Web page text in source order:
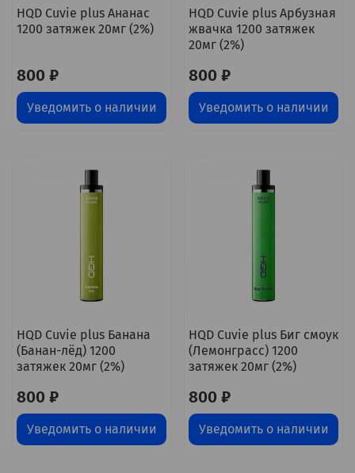
HQD Cuvie plus Ананас
1200 затяжек 20мг (2%)
800 ₽
Уведомить о наличии
HQD Cuvie plus Арбузная
жвачка 1200 затяжек
20мг (2%)
800 ₽
Уведомить о наличии
HQD Cuvie plus Банана
(Банан-лёд) 1200
затяжек 20мг (2%)
800 ₽
Уведомить о наличии
HQD Cuvie plus Биг смоук
(Лемонграсс) 1200
затяжек 20мг (2%)
800 ₽
Уведомить о наличии